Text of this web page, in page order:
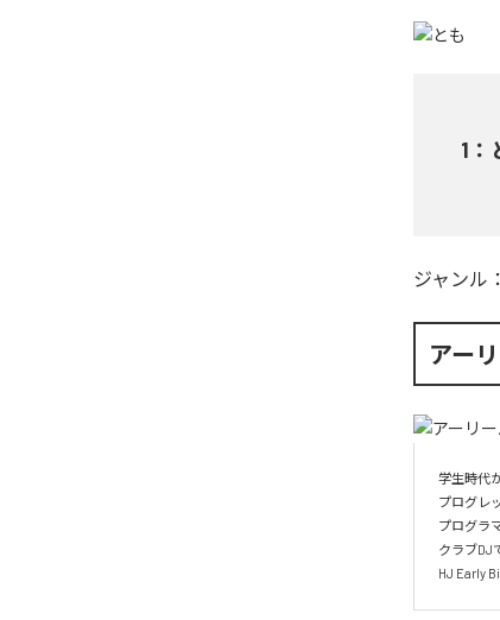
1 ：
ジャンル：
アー
学生時代
プログレ
プログラ
クラブDJ
HJ Early